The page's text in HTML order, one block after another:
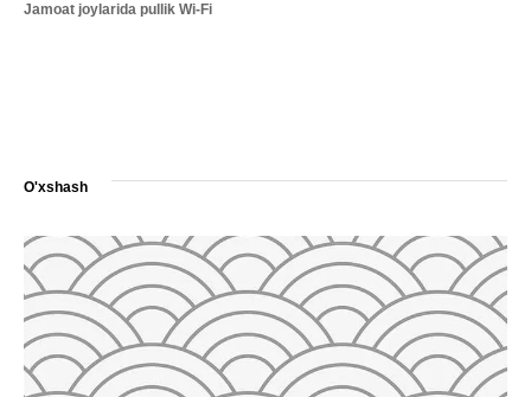
Jamoat joylarida pullik Wi-Fi
O'xshash